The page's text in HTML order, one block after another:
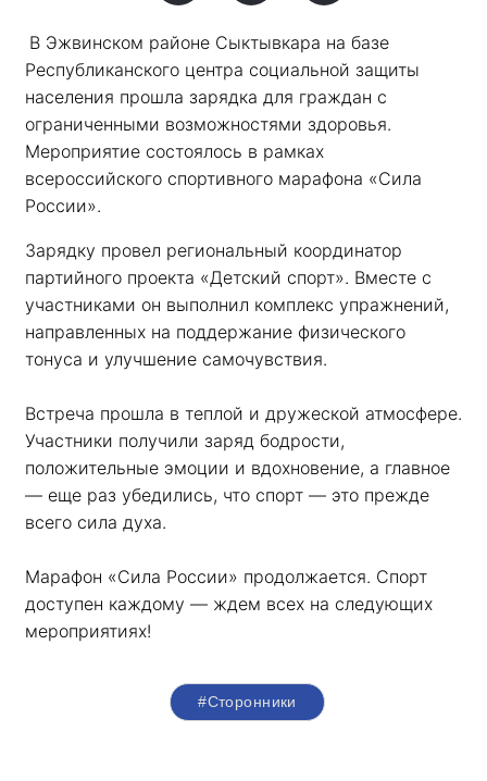
В Эжвинском районе Сыктывкара на базе
Республиканского центра социальной защиты
населения прошла зарядка для граждан с
ограниченными возможностями здоровья.
Мероприятие состоялось в рамках
всероссийского спортивного марафона «Сила
России».
Зарядку провел региональный координатор
партийного проекта «Детский спорт». Вместе с
участниками он выполнил комплекс упражнений,
направленных на поддержание физического
тонуса и улучшение самочувствия.
Встреча прошла в теплой и дружеской атмосфере.
Участники получили заряд бодрости,
положительные эмоции и вдохновение, а главное
— еще раз убедились, что спорт — это прежде
всего сила духа.
Марафон «Сила России» продолжается. Спорт
доступен каждому — ждем всех на следующих
мероприятиях!
#Сторонники